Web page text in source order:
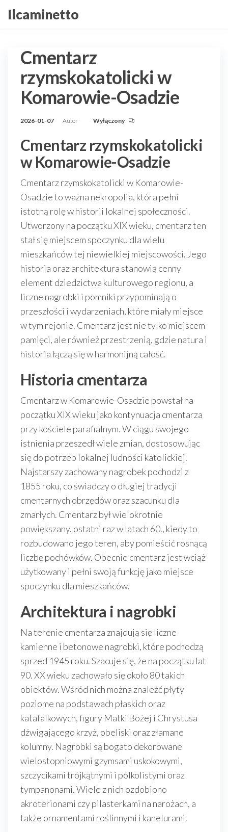
Przejdź
doIlcaminetto
Cmentarz
rzymskokatolicki w
Komarowie-Osadzie
2026-01-07 Autor Wyłączony
Cmentarz rzymskokatolicki
w Komarowie-Osadzie
Cmentarz rzymskokatolicki w Komarowie-
Osadzie to ważna nekropolia, która pełni
istotną rolę w historii lokalnej społeczności.
Utworzony na początku XIX wieku, cmentarz ten
stał się miejscem spoczynku dla wielu
mieszkańców tej niewielkiej miejscowości. Jego
historia oraz architektura stanowią cenny
element dziedzictwa kulturowego regionu, a
liczne nagrobki i pomniki przypominają o
przeszłości i wydarzeniach, które miały miejsce
w tym rejonie. Cmentarz jest nie tylko miejscem
pamięci, ale również przestrzenią, gdzie natura i
historia łączą się w harmonijną całość.
Historia cmentarza
Cmentarz w Komarowie-Osadzie powstał na
początku XIX wieku jako kontynuacja cmentarza
przy kościele parafialnym. W ciągu swojego
istnienia przeszedł wiele zmian, dostosowując
się do potrzeb lokalnej ludności katolickiej.
Najstarszy zachowany nagrobek pochodzi z
1855 roku, co świadczy o długiej tradycji
cmentarnych obrzędów oraz szacunku dla
zmarłych. Cmentarz był wielokrotnie
powiększany, ostatni raz w latach 60., kiedy to
rozbudowano jego teren, aby pomieścić rosnącą
liczbę pochówków. Obecnie cmentarz jest wciąż
użytkowany i pełni swoją funkcję jako miejsce
spoczynku dla mieszkańców.
Architektura i nagrobki
Na terenie cmentarza znajdują się liczne
kamienne i betonowe nagrobki, które pochodzą
sprzed 1945 roku. Szacuje się, że na początku lat
90. XX wieku zachowało się około 80 takich
obiektów. Wśród nich można znaleźć płyty
poziome na podstawach płaskich oraz
katafalkowych, figury Matki Bożej i Chrystusa
dźwigającego krzyż, obeliski oraz złamane
kolumny. Nagrobki są bogato dekorowane
wielostopniowymi gzymsami uskokowymi,
szczycikami trójkątnymi i pólkolistymi oraz
tympanonami. Wiele z nich ozdobiono
akroterionami czy pilasterkami na narożach, a
także ornamentami roślinnymi i kanelurami.